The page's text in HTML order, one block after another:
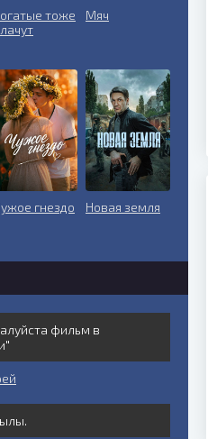
тоже
Мяч
гнездо Новая земля
фильм в